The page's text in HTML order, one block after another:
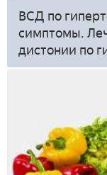
ВСД по
симптомы.
дистонии по